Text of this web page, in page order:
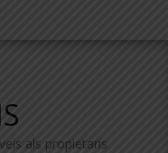
als propietaris